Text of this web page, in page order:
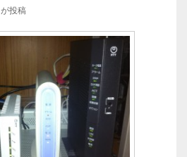
が投稿